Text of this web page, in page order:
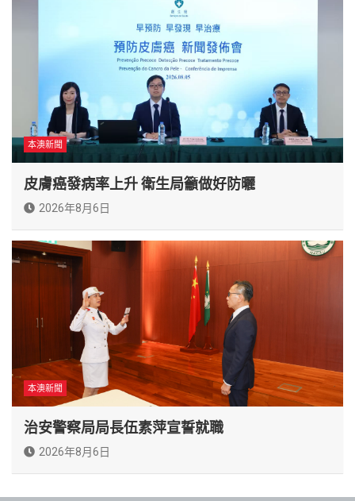
本澳新聞
皮膚癌發病率上升 衛生局籲做好防曬
2026年8月6日
本澳新聞
治安警察局局長伍素萍宣誓就職
2026年8月6日